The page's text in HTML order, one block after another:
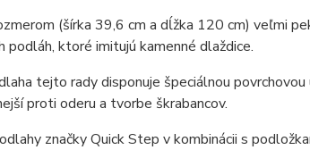
(šírka 39,6 cm a dĺžka 120 cm) veľmi
podláh, ktoré imitujú kamenné dlaždice.
tejto rady disponuje špeciálnou
proti oderu a tvorbe škrabancov.
značky Quick Step v kombinácii s